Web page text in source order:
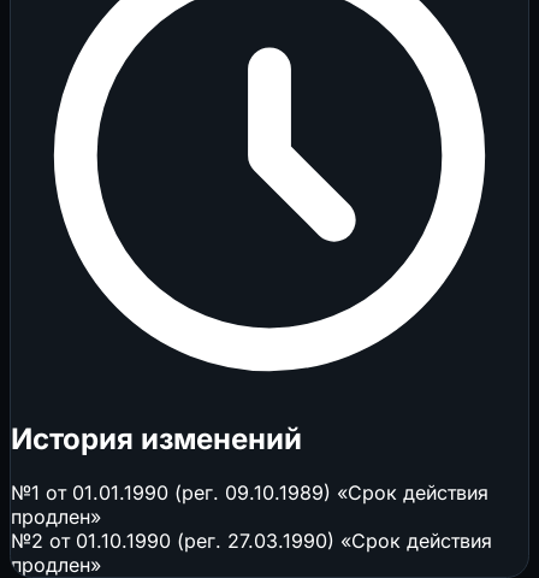
История изменений
№1 от 01.01.1990 (рег. 09.10.1989) «Срок действия
продлен»
№2 от 01.10.1990 (рег. 27.03.1990) «Срок действия
продлен»